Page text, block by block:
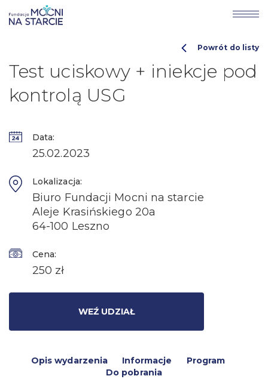
Test uciskowy + iniekcje pod
kontrolą USG
Powrót do listy
Data:
25.02.2023
Lokalizacja:
Biuro Fundacji Mocni na starcie
Aleje Krasińskiego 20a
64-100 Leszno
Cena:
250 zł
WEŹ UDZIAŁ
Opis wydarzenia Informacje
Program
Do pobrania